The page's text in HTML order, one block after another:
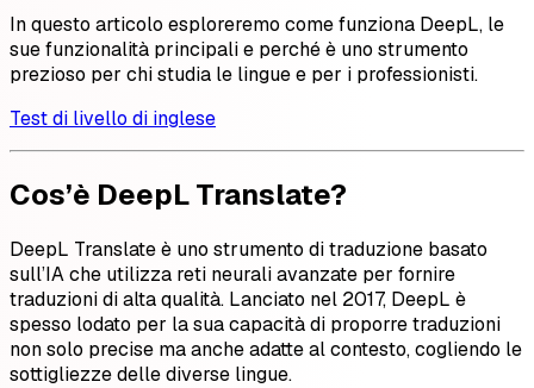
In questo articolo esploreremo come funziona DeepL, le
sue funzionalità principali e perché è uno strumento
prezioso per chi studia le lingue e per i professionisti.
Test di livello di inglese
Cos’è DeepL Translate?
DeepL Translate è uno strumento di traduzione basato
sull’IA che utilizza reti neurali avanzate per fornire
traduzioni di alta qualità. Lanciato nel 2017, DeepL è
spesso lodato per la sua capacità di proporre traduzioni
non solo precise ma anche adatte al contesto, cogliendo le
sottigliezze delle diverse lingue.